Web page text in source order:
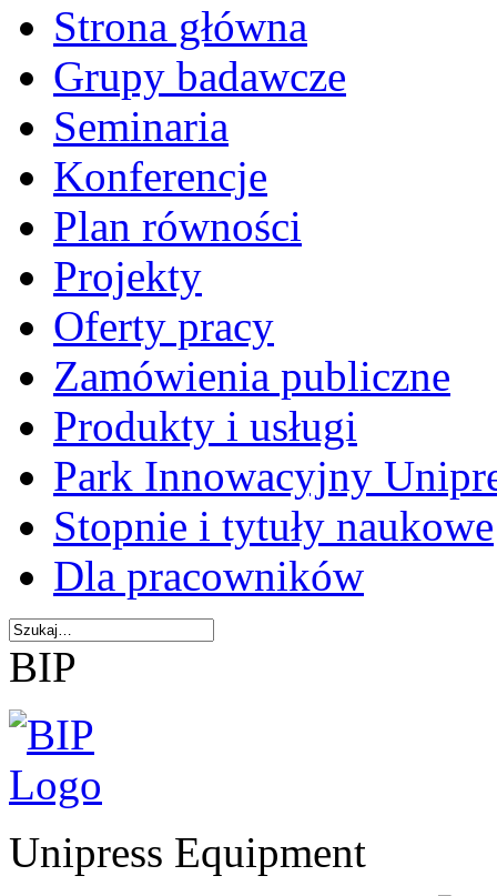
Strona główna
Grupy badawcze
Seminaria
Konferencje
Plan równości
Projekty
Oferty pracy
Zamówienia publiczne
Produkty i usługi
Park Innowacyjny
Stopnie i tytuły naukowe
Dla pracowników
BIP
Unipress Equipment